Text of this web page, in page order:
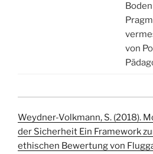
von
Weydner-Volkmann, S. (2018).
der Sicherheit Ein Framework
ethischen Bewertung von